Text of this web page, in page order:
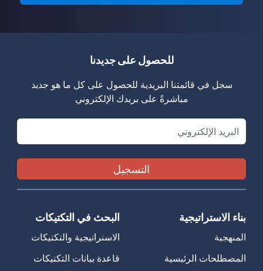
للحصول على جديدنا
سجل في قائمتنا البريدية للحصول على كل ما هو جديد
مباشرةً على بريدك الإلكتروني
Email
بناء الاستراتيجية
المنهجية
المصطلحات الرئيسية
البحث في التكتيكات
الاستراتيجية والتكتيكات
قاعدة بيانات التكتيكات